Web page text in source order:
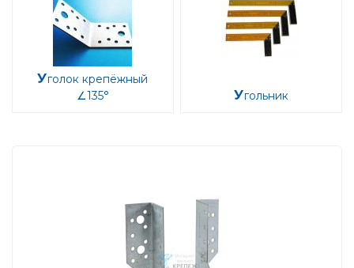
Уголок крепёжный
∠135° Угольник